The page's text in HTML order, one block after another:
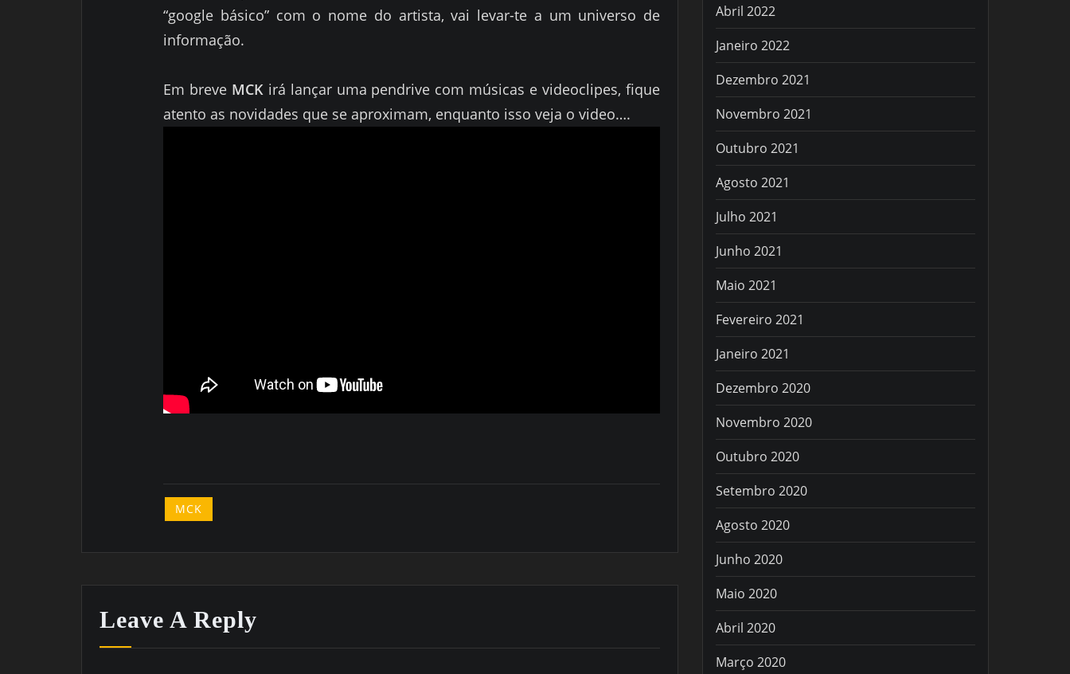
“google básico” com o nome do artista, vai levar-te a um universo de
informação.
Em breve MCKirá lançar uma pendrive com músicas e videoclipes, fique
atento as novidades que se aproximam, enquanto isso veja o video….
MCK
Leave A Reply
Abril 2022
Janeiro 2022
Dezembro 2021
Novembro 2021
Outubro 2021
Agosto 2021
Julho 2021
Junho 2021
Maio 2021
Fevereiro 2021
Janeiro 2021
Dezembro 2020
Novembro 2020
Outubro 2020
Setembro 2020
Agosto 2020
Junho 2020
Maio 2020
Abril 2020
Março 2020